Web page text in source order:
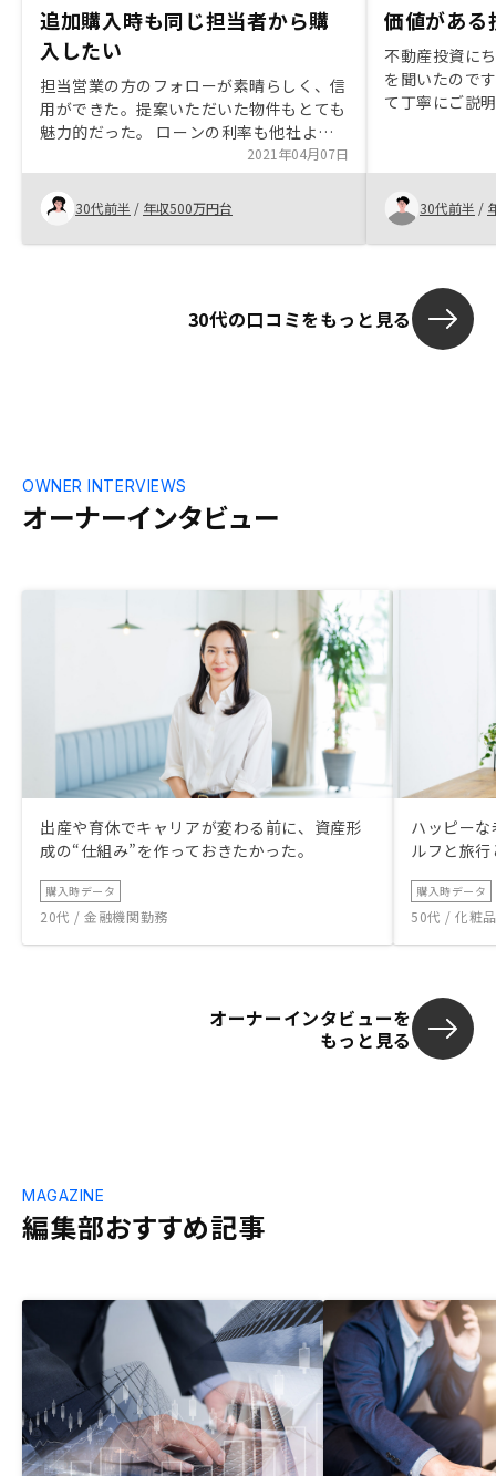
追加購入時も同じ担当者から購
入したい
担当営業の方のフォローが素晴らしく、信
用ができた。提案いただいた物件もとても
魅力的だった。 ローンの利率も他社より1
パーセント低く組んでくださり大変ありが
たかった。 将来もう一軒投資用に購入し
たいと考えているが、今回の担当営業さん
から是非購入したいと思う。
2021年04月07日
30代前半 / 年収500万円台
価値がある
不動産投資に
を聞いたので
て丁寧にご説
いてみるだけ
す。
30代前半 /
30代の口コミをもっと見る
オーナーインタビュー
OWNER INTERVIEWS
出産や育休でキャリアが変わる前に、資産形
成の“仕組み”を作っておきたかった。
購入時データ
20代 / 金融機関勤務
ハッピー
ルフと旅
購入時データ
50代 / 化粧
オーナーインタビューを
もっと見る
編集部おすすめ記事
MAGAZINE